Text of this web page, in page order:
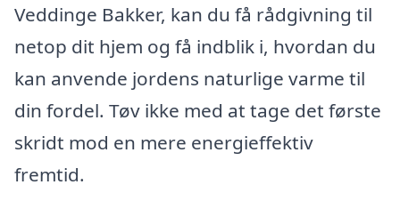
Veddinge Bakker, kan du få rådgivning til
netop dit hjem og få indblik i, hvordan du
kan anvende jordens naturlige varme til
din fordel. Tøv ikke med at tage det første
skridt mod en mere energieffektiv
fremtid.